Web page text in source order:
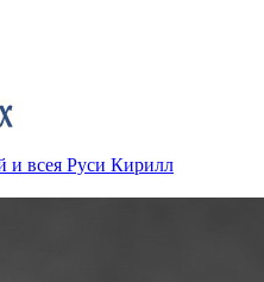
и всея Руси Кирилл